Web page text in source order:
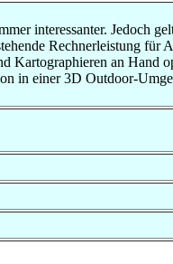
interessanter. Jedoch
Rechnerleistung für
Kartographieren an Hand
in einer 3D Outdoor-